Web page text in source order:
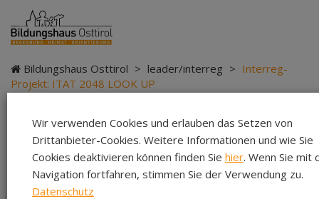
Bildungshaus Osttirol > leader/interreg > Interreg-
Projekt: ITAT 2048 LOOK UP
Interreg-Projekt LOOK UP -
Meetings Projektpartner
Wir verwenden Cookies und erlauben das Setzen von
Drittanbieter-Cookies. Weitere Informationen und wie Sie
Cookies deaktivieren können finden Sie hier. Wenn Sie mit
Navigation fortfahren, stimmen Sie der Verwendung zu.
Datenschutz